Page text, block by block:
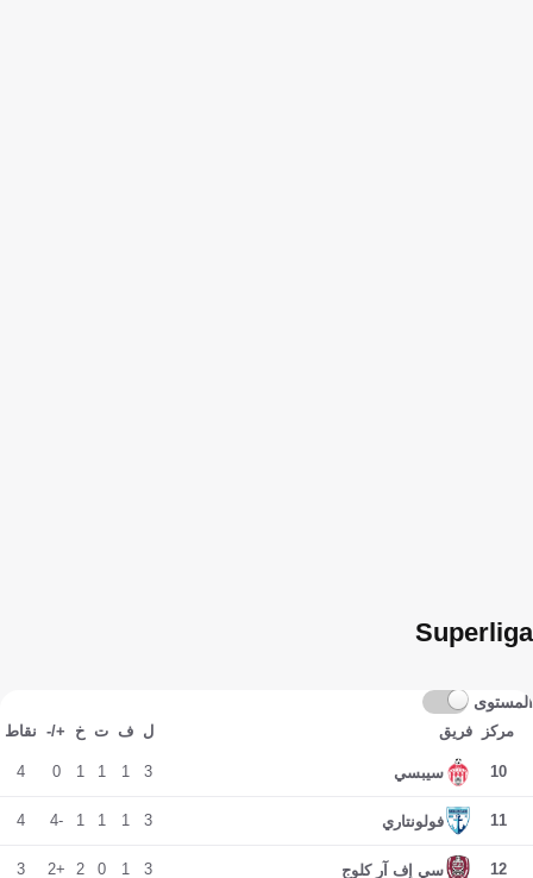
Superliga
المستوى
مركز فريق ل ف ت خ +/- نقاط
10 سيبسي 3
1
1
1
0
4
11 فولونتاري 3
1
1
1
-4
4
12 سي إف آر كلوج 3
1
0
2
+2
3